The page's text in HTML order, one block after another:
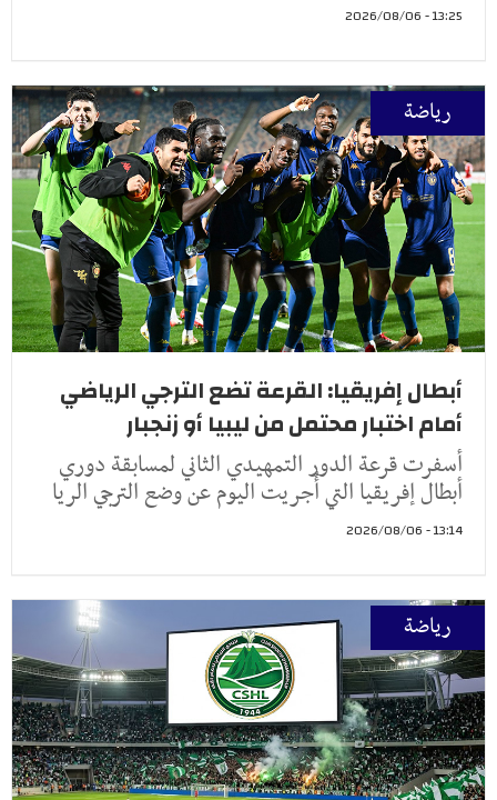
13:25 - 2026/08/06
رياضة
أبطال إفريقيا: القرعة تضع الترجي الرياضي
أمام اختبار محتمل من ليبيا أو زنجبار
أسفرت قرعة الدور التمهيدي الثاني لمسابقة دوري
أبطال إفريقيا التي أُجريت اليوم عن وضع الترجي الريا
13:14 - 2026/08/06
رياضة